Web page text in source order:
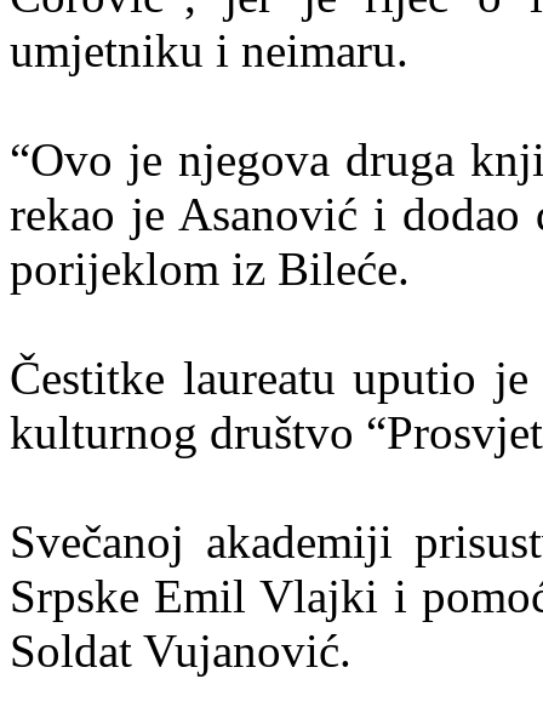
umjetniku i neimaru.
“Ovo je njegova druga
rekao je Asanović i dodao
porijeklom iz Bileće.
Čestitke laureatu uputio
kulturnog društvo
Svečanoj akademiji
Srpske Emil Vlajki i
Soldat Vujanović.